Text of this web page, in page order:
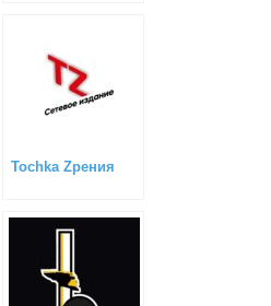
Tochka Zрения